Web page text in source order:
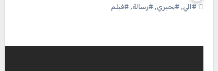
#الي, #بحيري, #رسالة, #فيلم